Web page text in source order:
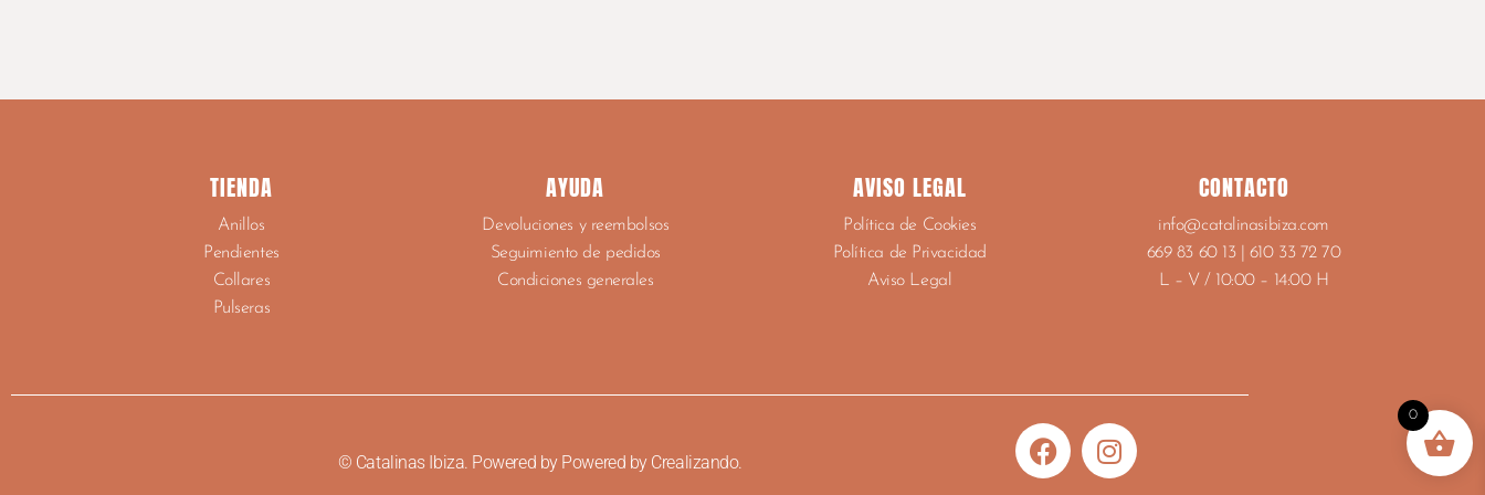
TIENDA
Anillos
Pendientes
Collares
Pulseras
AYUDA
Devoluciones y reembolsos
Seguimiento de pedidos
Condiciones generales
AVISO LEGAL
Política de Cookies
Política de Privacidad
Aviso Legal
CONTACTO
info@catalinasibiza.com
669 83 60 13 | 610 33 72 70
L – V / 10:00 – 14:00 H
© Catalinas Ibiza. Powered by Powered by Crealizando.
F
a
I
n
0